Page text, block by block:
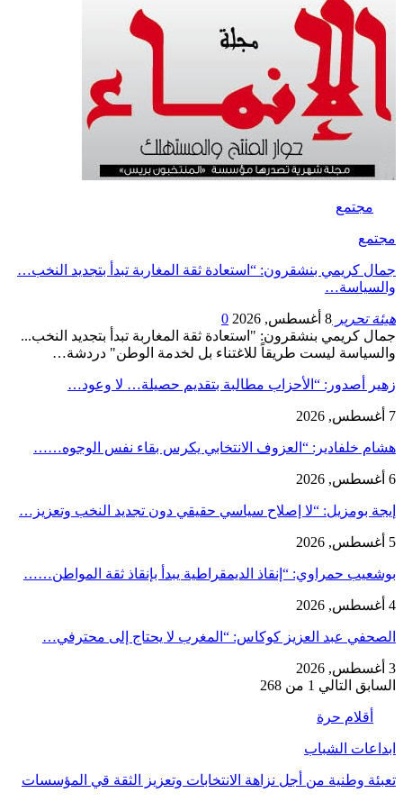
مجتمع
مجتمع
جمال كريمي بنشقرون: “استعادة ثقة المغاربة تبدأ بتجديد النخب…
والسياسة…
هيئة تحرير 8 أغسطس, 2026
0
جمال كريمي بنشقرون: "استعادة ثقة المغاربة تبدأ بتجديد النخب...
والسياسة ليست طريقاً للاغتناء بل لخدمة الوطن" دردشة…
زهير أصدور: “الأحزاب مطالبة بتقديم حصيلة… لا وعود…
7 أغسطس, 2026
هشام خلفادير: “العزوف الانتخابي يكرس بقاء نفس الوجوه……
6 أغسطس, 2026
إيجة بومزيل: “لا إصلاح سياسي حقيقي دون تجديد النخب وتعزيز…
5 أغسطس, 2026
بوشعيب حمراوي: “إنقاذ الديمقراطية يبدأ بإنقاذ ثقة المواطن……
4 أغسطس, 2026
الصحفي عبد العزيز كوكاس: “المغرب لا يحتاج إلى محترفي…
3 أغسطس, 2026
السابق التالي 1 من 268
أقلام حرة
ابداعات الشباب
تعبئة وطنية من أجل نزاهة الانتخابات وتعزيز الثقة قي المؤسسات